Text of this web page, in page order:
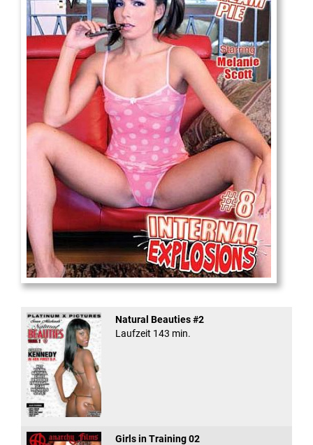
Internal Explosionen
Natural Beauties #2
Laufzeit 143 min.
Girls in Training 02